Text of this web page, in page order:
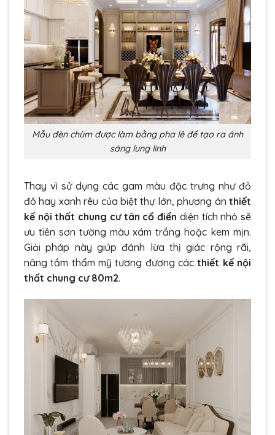
Mẫu đèn chùm được làm bằng pha lê để tạo ra ánh
sáng lung linh
Thay vì sử dụng các gam màu đặc trưng như đỏ
đô hay xanh rêu của biệt thự lớn, phương án thiết
kế nội thất chung cư tân cổ điển diện tích nhỏ sẽ
ưu tiên sơn tường màu xám trắng hoặc kem mịn.
Giải pháp này giúp đánh lừa thị giác rộng rãi,
nâng tầm thẩm mỹ tương đương cácthiết kế nội
thất chung cư 80m2.